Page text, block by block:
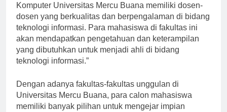
Komputer Universitas Mercu Buana memiliki dosen-
dosen yang berkualitas dan berpengalaman di bidang
teknologi informasi. Para mahasiswa di fakultas ini
akan mendapatkan pengetahuan dan keterampilan
yang dibutuhkan untuk menjadi ahli di bidang
teknologi informasi.”
Dengan adanya fakultas-fakultas unggulan di
Universitas Mercu Buana, para calon mahasiswa
memiliki banyak pilihan untuk mengejar impian